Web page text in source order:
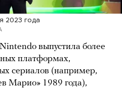
2023 года
выпустила более
платформах,
сериалов (например,
Марио» 1989 года),